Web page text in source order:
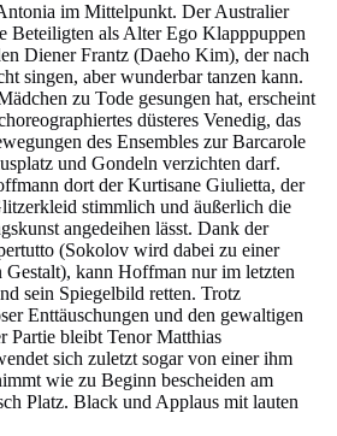
im Mittelpunkt. Der Australier
Beteiligten als Alter Ego Klapppuppen
Diener Frantz (Daeho Kim), der nach
singen, aber wunderbar tanzen kann.
zu Tode gesungen hat, erscheint
düsteres Venedig, das
des Ensembles zur Barcarole
und Gondeln verzichten darf.
dort der Kurtisane Giulietta, der
stimmlich und äußerlich die
angedeihen lässt. Dank der
(Sokolov wird dabei zu einer
Gestalt), kann Hoffman nur im letzten
sein Spiegelbild retten. Trotz
Enttäuschungen und den gewaltigen
Partie bleibt Tenor Matthias
sich zuletzt sogar von einer ihm
wie zu Beginn bescheiden am
Platz. Black und Applaus mit lauten